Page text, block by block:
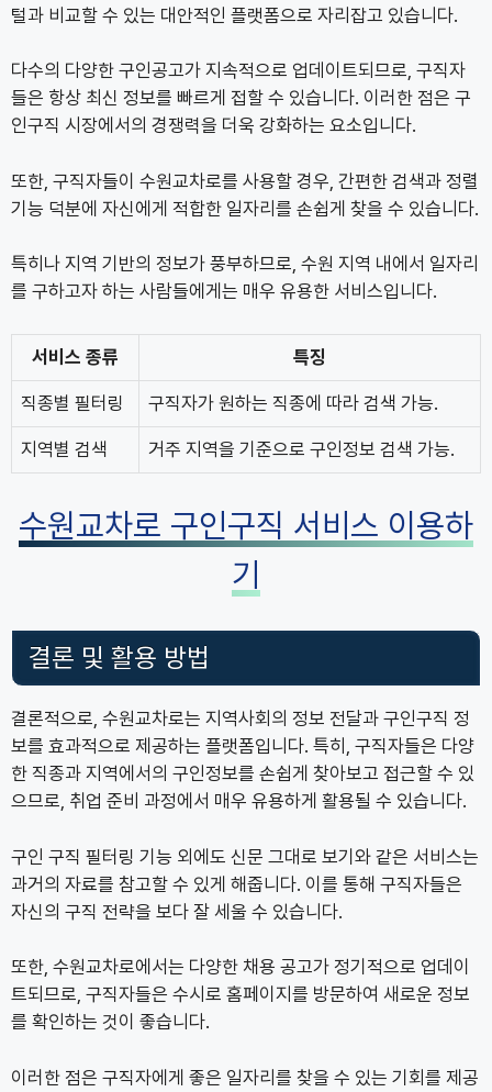
털과 비교할 수 있는 대안적인 플랫폼으로 자리잡고 있습니다.
다수의 다양한 구인공고가 지속적으로 업데이트되므로, 구직자
들은 항상 최신 정보를 빠르게 접할 수 있습니다. 이러한 점은 구
인구직 시장에서의 경쟁력을 더욱 강화하는 요소입니다.
또한, 구직자들이 수원교차로를 사용할 경우, 간편한 검색과 정렬
기능 덕분에 자신에게 적합한 일자리를 손쉽게 찾을 수 있습니다.
특히나 지역 기반의 정보가 풍부하므로, 수원 지역 내에서 일자리
를 구하고자 하는 사람들에게는 매우 유용한 서비스입니다.
서비스 종류 특징
직종별 필터링 구직자가 원하는 직종에 따라 검색 가능.
지역별 검색 거주 지역을 기준으로 구인정보 검색 가능.
수원교차로 구인구직 서비스 이용하
기
결론 및 활용 방법
결론적으로, 수원교차로는 지역사회의 정보 전달과 구인구직 정
보를 효과적으로 제공하는 플랫폼입니다. 특히, 구직자들은 다양
한 직종과 지역에서의 구인정보를 손쉽게 찾아보고 접근할 수 있
으므로, 취업 준비 과정에서 매우 유용하게 활용될 수 있습니다.
구인 구직 필터링 기능 외에도 신문 그대로 보기와 같은 서비스는
과거의 자료를 참고할 수 있게 해줍니다. 이를 통해 구직자들은
자신의 구직 전략을 보다 잘 세울 수 있습니다.
또한, 수원교차로에서는 다양한 채용 공고가 정기적으로 업데이
트되므로, 구직자들은 수시로 홈페이지를 방문하여 새로운 정보
를 확인하는 것이 좋습니다.
이러한 점은 구직자에게 좋은 일자리를 찾을 수 있는 기회를 제공